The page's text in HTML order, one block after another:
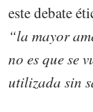
este debate
“la mayor
no es que se
utilizada sin